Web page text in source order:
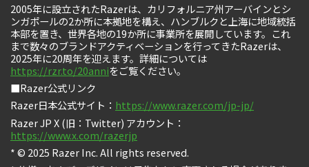
2005年に設立されたRazerは、カリフォルニア州アーバインとシ
ンガポールの2か所に本拠地を構え、ハンブルクと上海に地域統括
本部を置き、世界各地の19か所に事業所を展開しています。これ
まで数々のブランドアクティベーションを行ってきたRazerは、
2025年に20周年を迎えます。詳細については
https://rzr.to/20anniをご覧ください。
■Razer公式リンク
Razer日本公式サイト： https://www.razer.com/jp-jp/
Razer JP X (旧：Twitter) アカウント：
https://www.x.com/razerjp
* © 2025 Razer Inc. All rights reserved.